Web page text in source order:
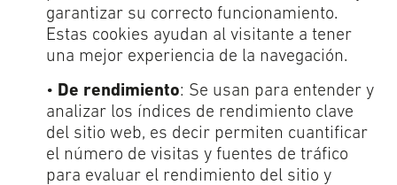
garantizar su correcto funcionamiento.
Estas cookies ayudan al visitante a tener
una mejor experiencia de la navegación.
• De rendimiento: Se usan para entender y
analizar los índices de rendimiento clave
del sitio web, es decir permiten cuantificar
el número de visitas y fuentes de tráfico
para evaluar el rendimiento del sitio y